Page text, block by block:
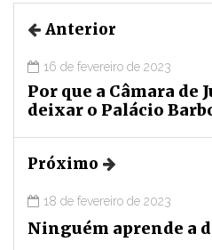
Anterior
16 de fevereiro de 2023
Por que a Câmara de
deixar o Palácio
Próximo
18 de fevereiro de 2023
Ninguém aprende a